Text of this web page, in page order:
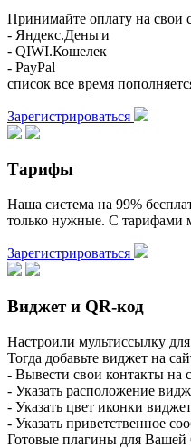
Принимайте оплату на свои
- Яндекс.Деньги
- QIWI.Кошелек
- PayPal
список все время
Зарегистрироваться
Тарифы
Наша система на 99%
только нужные. С тарифами
Зарегистрироваться
Виджет и QR-код
Настроили мультиссылку
Тогда добавьте виджет на
- Вывести свои контакты на
- Указать расположение
- Указать цвет иконки
- Указать приветственное
Готовые плагины для Вашей